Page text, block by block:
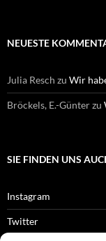
NEUESTE
Julia Resch zu Wir
Bröckels, E.-Günterzu
SIE FINDEN UNS
Instagram
Twitter